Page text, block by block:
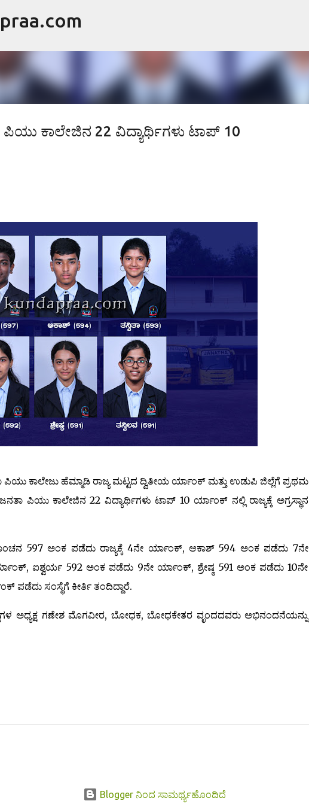
ಕಾಲೇಜಿನ 22 ವಿದ್ಯಾರ್ಥಿಗಳು ಟಾಪ್ 10
ಕಾಲೇಜು ಹೆಮ್ಮಾಡಿ ರಾಜ್ಯ ಮಟ್ಟದ ದ್ವಿತೀಯ ರ್ಯಾಂಕ್ ಮತ್ತು ಉಡುಪಿ ಜಿಲ್ಲೆಗೆ ಪ್ರಥಮ
ಪಿಯು ಕಾಲೇಜಿನ 22 ವಿದ್ಯಾರ್ಥಿಗಳು ಟಾಪ್ 10 ರ್ಯಾಂಕ್ ನಲ್ಲಿ ರಾಜ್ಯಕ್ಕೆ ಅಗ್ರಸ್ಥಾನ
597 ಅಂಕ ಪಡೆದು ರಾಜ್ಯಕ್ಕೆ 4ನೇ ರ್ಯಾಂಕ್, ಆಕಾಶ್ 594 ಅಂಕ ಪಡೆದು 7ನೇ
ಐಶ್ವರ್ಯ 592 ಅಂಕ ಪಡೆದು 9ನೇ ರ್ಯಾಂಕ್, ಶ್ರೇಷ್ಠ 591 ಅಂಕ ಪಡೆದು 10ನೇ
ಪಡೆದು ಸಂಸ್ಥೆಗೆ ಕೀರ್ತಿ ತಂದಿದ್ದಾರೆ.
ಅಧ್ಯಕ್ಷ ಗಣೇಶ ಮೊಗವೀರ, ಬೋಧಕ, ಬೋಧಕೇತರ ವೃಂದದವರು ಅಭಿನಂದನೆಯನ್ನು
Blogger ನಿಂದ ಸಾಮರ್ಥ್ಯಹೊಂದಿದೆ